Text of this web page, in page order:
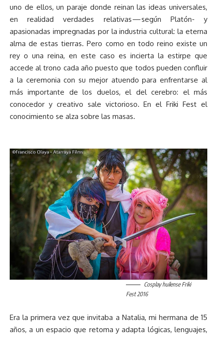
uno de ellos, un paraje donde reinan las ideas universales,
en realidad verdades relativas — según Platón- y
apasionadas impregnadas por la industria cultural: la eterna
alma de estas tierras. Pero como en todo reino existe un
rey o una reina, en este caso es incierta la estirpe que
accede al trono cada año puesto que todos pueden confluir
a la ceremonia con su mejor atuendo para enfrentarse al
más importante de los duelos, el del cerebro: el más
conocedor y creativo sale victorioso. En el Friki Fest el
conocimiento se alza sobre las masas.
Cosplay huilense Friki
Fest 2016
Era la primera vez que invitaba a Natalia, mi hermana de 15
años, a un espacio que retoma y adapta lógicas, lenguajes,